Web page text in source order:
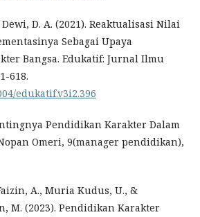
D. A. (2021). Reaktualisasi Nilai
Sebagai Upaya
Bangsa. Edukatif: Jurnal Ilmu
618.
edukatif.v3i2.396
Pendidikan Karakter Dalam
Omeri, 9(manager pendidikan),
A., Muria Kudus, U., &
M. (2023). Pendidikan Karakter